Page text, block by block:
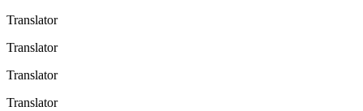
Translator
Translator
Translator
Translator